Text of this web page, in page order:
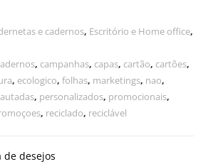
e cadernos, Escritório e Home office,
, campanhas, capas, cartão, cartões,
, ecologico,folhas, marketings, nao,
, personalizados, promocionais,
, reciclado, reciclável
de desejos